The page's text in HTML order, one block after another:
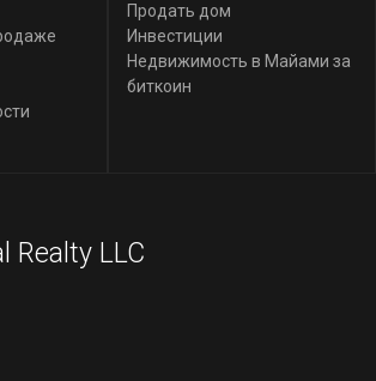
Продать дом
Инвестиции
Недвижимость в Майами за
биткоин
Realty LLC